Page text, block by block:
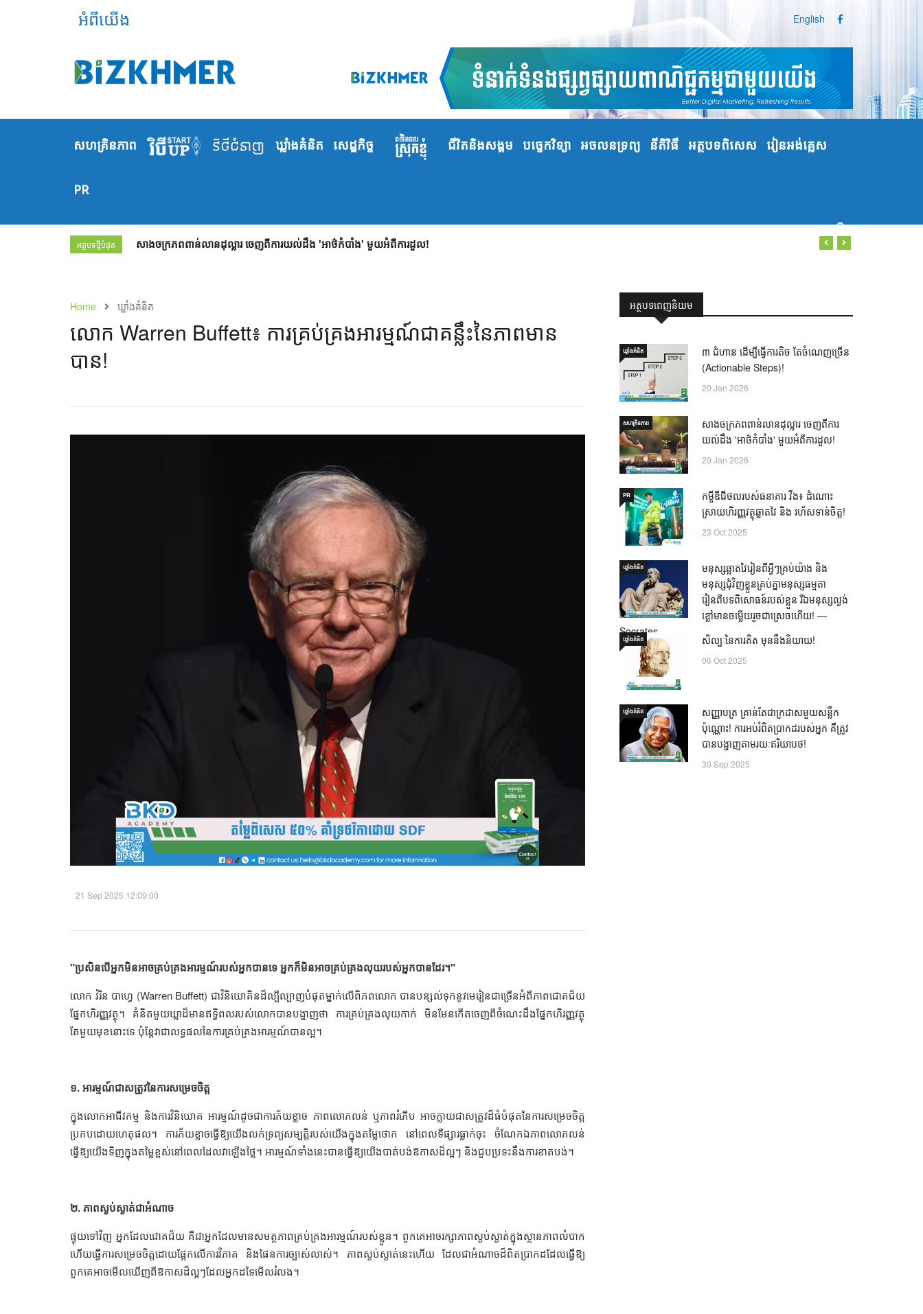
អំពីយើង English
សហគ្រិនភាព ឃ្លាំង​គំនិត សេដ្ឋកិច្ច ជីវិតនិងសង្គម បច្ចេកវិទ្យា អចលនទ្រព្យ នីតិវិធី អត្ថបទពិសេស រៀនអង់គ្លេស
PR
អត្ថបទថ្មីបំផុត សាងចក្រភពពាន់លានដុល្លារ ចេញពីការយល់ដឹង 'អាថ៌កំបាំង' មួយអំពីការដួល!
Home ឃ្លាំង​គំនិត
លោក Warren Buffett៖ ការគ្រប់គ្រងអារម្មណ៍ជាគន្លឹះនៃភាពមាន
បាន!​
21 Sep 2025 12:09:00
"ប្រសិនបើអ្នកមិនអាចគ្រប់គ្រងអារម្មណ៍របស់អ្នកបានទេ អ្នកក៏មិនអាចគ្រប់គ្រងលុយរបស់អ្នកបានដែរ។"
លោក វ៉រិន បាហ្វេ (Warren Buffett) ជាវិនិយោគិនដ៏ល្បីល្បាញបំផុតម្នាក់លើពិភពលោក បានបន្សល់ទុកនូវមេរៀនជាច្រើនអំពីភាពជោគជ័យ
ផ្នែកហិរញ្ញវត្ថុ។ គំនិតមួយឃ្លាដ៏មានឥទ្ធិពលរបស់លោកបានបង្ហាញថា ការគ្រប់គ្រងលុយកាក់ មិនមែនកើតចេញពីចំណេះដឹងផ្នែកហិរញ្ញវត្ថុ
តែមួយមុខនោះទេ ប៉ុន្តែវាជាលទ្ធផលនៃការគ្រប់គ្រងអារម្មណ៍បានល្អ។
១. អារម្មណ៍ជាសត្រូវនៃការសម្រេចចិត្ត
ក្នុងលោកអាជីវកម្ម និងការវិនិយោគ អារម្មណ៍ដូចជាការភ័យខ្លាច ភាពលោភលន់ ឬភាពរំភើប អាចក្លាយជាសត្រូវដ៏ធំបំផុតនៃការសម្រេចចិត្ត
ប្រកបដោយហេតុផល។ ការភ័យខ្លាចធ្វើឱ្យយើងលក់ទ្រព្យសម្បត្តិរបស់យើងក្នុងតម្លៃថោក នៅពេលទីផ្សារធ្លាក់ចុះ ចំណែកឯភាពលោភលន់
ធ្វើឱ្យយើងទិញក្នុងតម្លៃខ្ពស់នៅពេលដែលវាឡើងថ្លៃ។ អារម្មណ៍ទាំងនេះបានធ្វើឱ្យយើងបាត់បង់ឱកាសដ៏ល្អៗ និងជួបប្រទះនឹងការខាតបង់។
២. ភាពស្ងប់ស្ងាត់ជាអំណាច
ផ្ទុយទៅវិញ អ្នកដែលជោគជ័យ គឺជាអ្នកដែលមានសមត្ថភាពគ្រប់គ្រងអារម្មណ៍របស់ខ្លួន។ ពួកគេអាចរក្សាភាពស្ងប់ស្ងាត់ក្នុងស្ថានភាពលំបាក
ហើយធ្វើការសម្រេចចិត្តដោយផ្អែកលើការវិភាគ និងផែនការច្បាស់លាស់។ ភាពស្ងប់ស្ងាត់នេះហើយ ដែលជាអំណាចដ៏ពិតប្រាកដដែលធ្វើឱ្យ
ពួកគេអាចមើលឃើញពីឱកាសដ៏ល្អៗដែលអ្នកដទៃមើលរំលង។
អត្ថបទពេញនិយម
ឃ្លាំង​គំនិត
៣ ជំហាន ដើម្បីធ្វើការតិច តែចំណេញច្រើន
(Actionable Steps)!
20 Jan 2026
សហគ្រិនភាព
សាងចក្រភពពាន់លានដុល្លារ ចេញពីការ
យល់ដឹង 'អាថ៌កំបាំង' មួយអំពីការដួល!
20 Jan 2026
PR
កម្ចីឌីជីថលរបស់ធនាគារ វីង៖ ដំណោះ
ស្រាយហិរញ្ញវត្ថុឆ្លាតវៃ និង រហ័សទាន់ចិត្ត!
23 Oct 2025
ឃ្លាំង​គំនិត
មនុស្សឆ្លាតវៃរៀនពីអ្វីៗគ្រប់យ៉ាង និង
មនុស្សជុំវិញខ្លួនគ្រប់គ្នាមនុស្សធម្មតា
រៀនពីបទពិសោធន៍របស់ខ្លួន រីឯមនុស្សល្ងង់
ខ្លៅមានចម្លើយរួចជាស្រេចហើយ! —
Socrates
21 Oct 2025
ឃ្លាំង​គំនិត សិល្បៈនៃការគិត មុននឹងនិយាយ!
06 Oct 2025
ឃ្លាំង​គំនិត
សញ្ញាបត្រ គ្រាន់តែជាក្រដាសមួយសន្លឹក
ប៉ុណ្ណោះ! ការអប់រំពិតប្រាកដរបស់អ្នក គឺត្រូវ
បានបង្ហាញតាមរយៈឥរិយាបថ!
30 Sep 2025